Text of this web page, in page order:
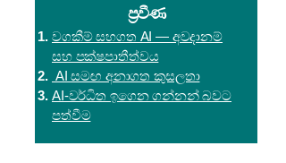
ප්‍රවීණ
වගකීම් සහගත AI — අවදානම්
සහ පක්ෂපාතීත්වය
AI සමඟ අනාගත කුසලතා
AI-වර්ධිත ඉගෙන ගන්නන් බවට
පත්වීම